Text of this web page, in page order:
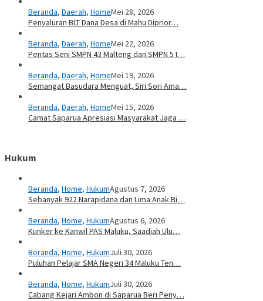
Beranda, Daerah, HomeMei 28, 2026
Penyaluran BLT Dana Desa di Mahu Diprior…
Beranda, Daerah, HomeMei 22, 2026
Pentas Seni SMPN 43 Malteng dan SMPN 5 I…
Beranda, Daerah, HomeMei 19, 2026
Semangat Basudara Menguat, Siri Sori Ama…
Beranda, Daerah, HomeMei 15, 2026
Camat Saparua Apresiasi Masyarakat Jaga …
Hukum
Beranda, Home, HukumAgustus 7, 2026
Sebanyak 922 Narapidana dan Lima Anak Bi…
Beranda, Home, HukumAgustus 6, 2026
Kunker ke Kanwil PAS Maluku, Saadiah Ulu…
Beranda, Home, HukumJuli 30, 2026
Puluhan Pelajar SMA Negeri 34 Maluku Ten…
Beranda, Home, HukumJuli 30, 2026
Cabang Kejari Ambon di Saparua Beri Peny…